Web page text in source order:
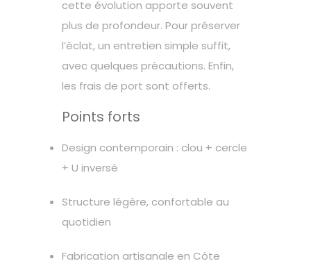
cette évolution apporte souvent
plus de profondeur. Pour préserver
l’éclat, un entretien simple suffit,
avec quelques précautions. Enfin,
les frais de port sont offerts.
Points forts
Design contemporain : clou + cercle
+ U inversé
Structure légère, confortable au
quotidien
Fabrication artisanale en Côte